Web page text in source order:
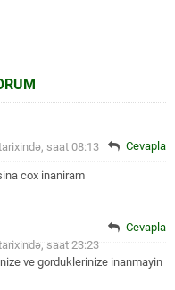
saat 08:13
cox inaniram
Cevapla
saat 23:23
ve gorduklerinize inanmayin
Cevapla